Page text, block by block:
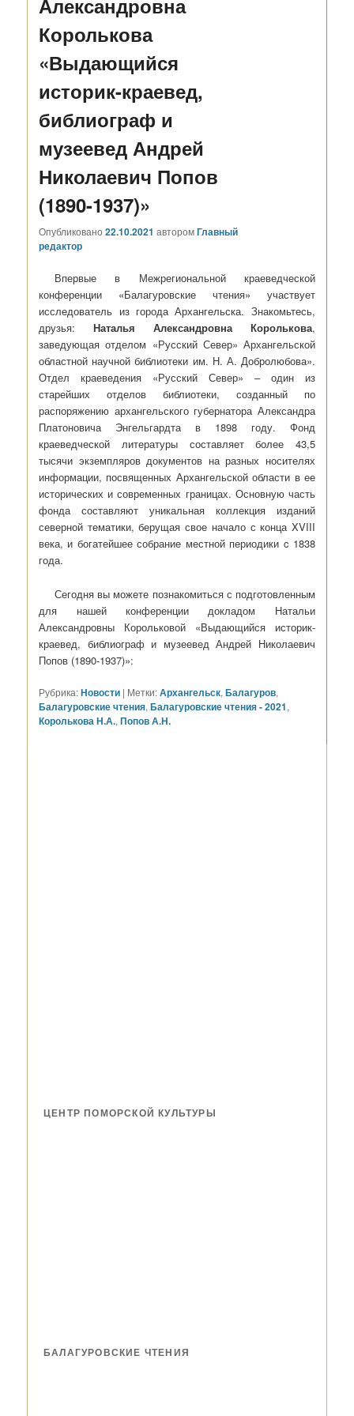
Александровна
Королькова
«Выдающийся
историк-краевед,
библиограф и
музеевед Андрей
Николаевич Попов
(1890-1937)»
Опубликовано22.10.2021 авторомГлавный
редактор
Впервые в Межрегиональной краеведческой
конференции «Балагуровские чтения» участвует
исследователь из города Архангельска. Знакомьтесь,
друзья:Наталья Александровна Королькова,
заведующая отделом «Русский Север» Архангельской
областной научной библиотеки им. Н. А. Добролюбова».
Отдел краеведения «Русский Север» – один из
старейших отделов библиотеки, созданный по
распоряжению архангельского губернатора Александра
Платоновича Энгельгардта в 1898 году. Фонд
краеведческой литературы составляет более 43,5
тысячи экземпляров документов на разных носителях
информации, посвященных Архангельской области в ее
исторических и современных границах. Основную часть
фонда составляют уникальная коллекция изданий
северной тематики, берущая свое начало с конца XVIII
века, и богатейшее собрание местной периодики c 1838
года.
Сегодня вы можете познакомиться с подготовленным
для нашей конференции докладом Натальи
Александровны Корольковой «Выдающийся историк-
краевед, библиограф и музеевед Андрей Николаевич
Попов (1890-1937)»:
Рубрика:Новости | Метки:Архангельск,Балагуров,
Балагуровские чтения,Балагуровские чтения - 2021,
Королькова Н.А.,Попов А.Н.
ЦЕНТР ПОМОРСКОЙ КУЛЬТУРЫ
БАЛАГУРОВСКИЕ ЧТЕНИЯ